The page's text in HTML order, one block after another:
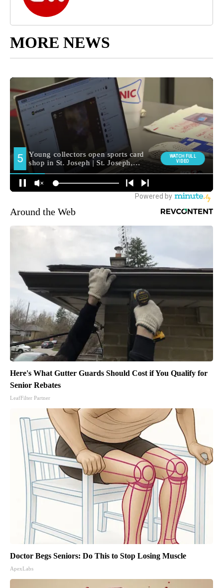
MORE NEWS
Around the Web
Here's What Gutter Guards Should Cost if You Qualify for
Senior Rebates
LeafFilter Partner
Doctor Begs Seniors: Do This to Stop Losing Muscle
ApexLabs